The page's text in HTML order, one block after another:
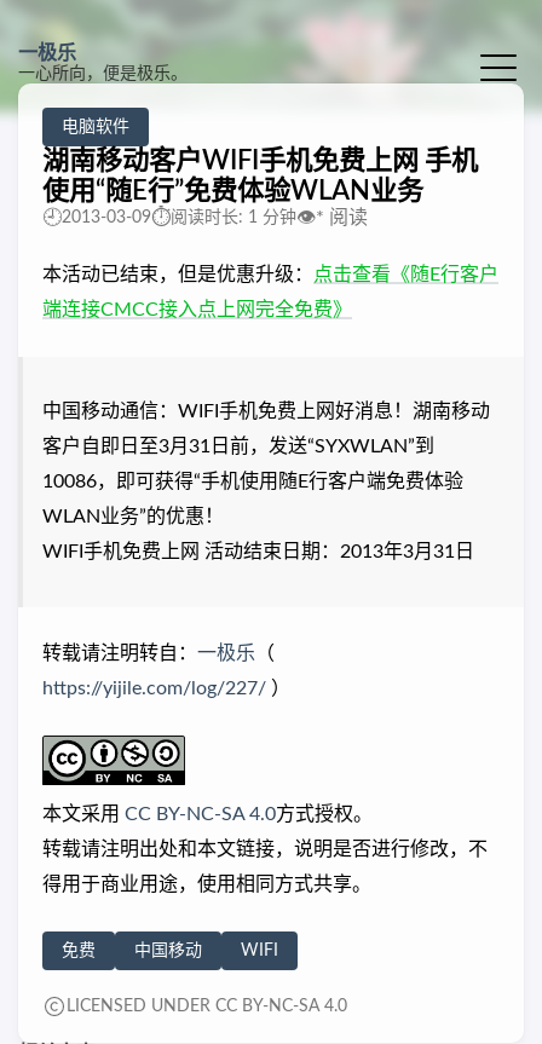
一极乐
一心所向，便是极乐。
电脑软件
湖南移动客户WIFI手机免费上网 手机
使用“随E行”免费体验WLAN业务
🕘2013-03-09⏱️阅读时长: 1 分钟👁️* 阅读
本活动已结束，但是优惠升级：
点击查看《随E行客户
端连接CMCC接入点上网完全免费》
中国移动通信：WIFI手机免费上网好消息！湖南移动
客户自即日至3月31日前，发送“SYXWLAN”到
10086，即可获得“手机使用随E行客户端免费体验
WLAN业务”的优惠！
WIFI手机免费上网 活动结束日期：2013年3月31日
转载请注明转自： 一极乐 （
https://yijile.com/log/227/ ）
本文采用 CC BY-NC-SA 4.0方式授权。
转载请注明出处和本文链接，说明是否进行修改，不
得用于商业用途，使用相同方式共享。
免费 中国移动 WIFI
LICENSED UNDER CC BY-NC-SA 4.0